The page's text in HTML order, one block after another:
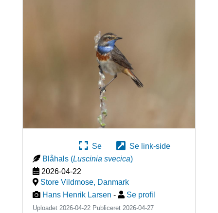
Se
Se link-side
Blåhals (Luscinia svecica)
2026-04-22
Store Vildmose, Danmark
Hans Henrik Larsen - Se profil
Uploadet 2026-04-22 Publiceret 2026-04-27